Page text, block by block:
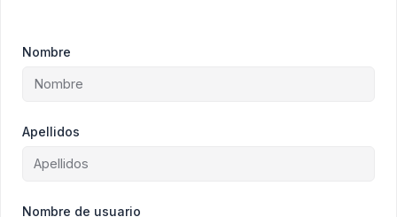
Nombre
Apellidos
Nombre de usuario